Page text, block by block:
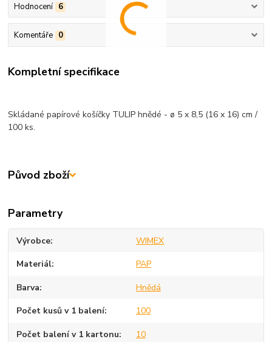
Hodnocení 6
Komentáře 0
Kompletní specifikace
Skládané papírové košíčky TULIP hnědé - ø 5 x 8,5 (16 x 16) cm /
100 ks.
Původ zboží
Parametry
Výrobce WIMEX
Materiál PAP
Barva Hnědá
Počet kusů v 1 balení 100
Počet balení v 1 kartonu 10